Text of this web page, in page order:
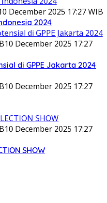
December 2025 17:27 WIB
2024
10 December 2025 17:27
di GPPE Jakarta 2024
10 December 2025 17:27
10 December 2025 17:27
SHOW